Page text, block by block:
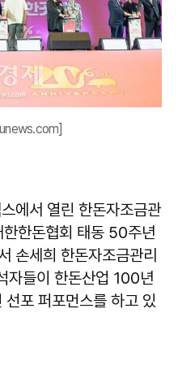
에서 열린 한돈자조금관
한돈협회 태동 50주년
손세희 한돈자조금관리
자들이 한돈산업 100년
포 퍼포먼스를 하고 있